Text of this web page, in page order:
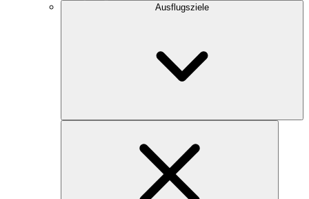
Ausflugsziele